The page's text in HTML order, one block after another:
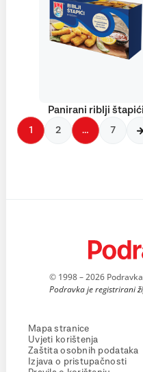
Panirani riblji štapići
1 2 … 7
© 1998 – 2026
Podravka je registrirani
Mapa stranice
Uvjeti korištenja
Zaštita osobnih podataka
Izjava o pristupačnosti